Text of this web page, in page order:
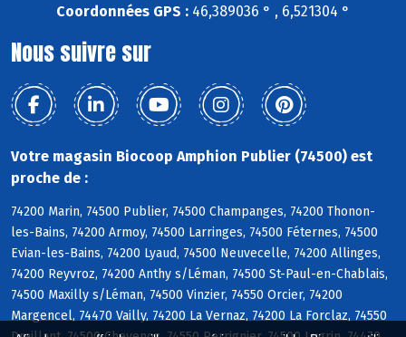
Coordonnées GPS : 46,389036 ° , 6,521304 °
Nous suivre sur
Votre magasin Biocoop Amphion Publier (74500) est
proche de :
74200 Marin, 74500 Publier, 74500 Champanges, 74200 Thonon-
les-Bains, 74200 Armoy, 74500 Larringes, 74500 Féternes, 74500
Evian-les-Bains, 74200 Lyaud, 74500 Neuvecelle, 74200 Allinges,
74200 Reyvroz, 74200 Anthy s/Léman, 74500 St-Paul-en-Chablais,
74500 Maxilly s/Léman, 74500 Vinzier, 74550 Orcier, 74200
Margencel, 74470 Vailly, 74200 La Vernaz, 74200 La Forclaz, 74550